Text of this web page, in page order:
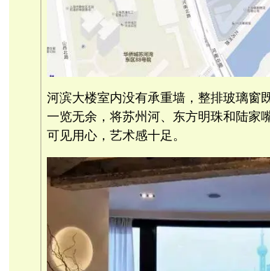
河滨大楼室内没有承重墙，整排玻璃窗
一览无余，将苏州河、东方明珠和陆家
可见用心，艺术感十足。